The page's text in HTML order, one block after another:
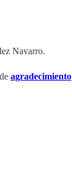
Navarro.
agradecimiento